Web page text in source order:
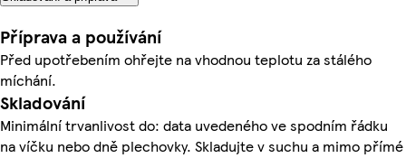
Příprava a používání
Před upotřebením ohřejte na vhodnou teplotu za stálého
míchání.
Skladování
Minimální trvanlivost do: data uvedeného ve spodním řádku
na víčku nebo dně plechovky. Skladujte v suchu a mimo přímé